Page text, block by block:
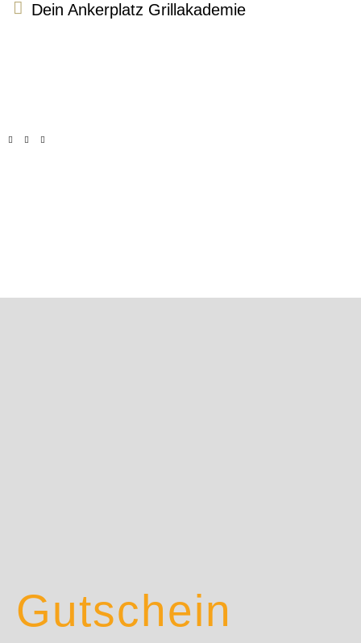
Dein Ankerplatz Grillakademie
Gutschein